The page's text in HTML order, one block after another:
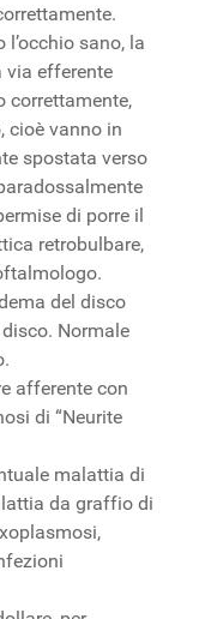
sano, la
via efferente
correttamente,
cioè vanno in
spostata verso
di porre il
retrobulbare,
del disco
Normale
afferente con
di “Neurite
malattia di
da graffio di